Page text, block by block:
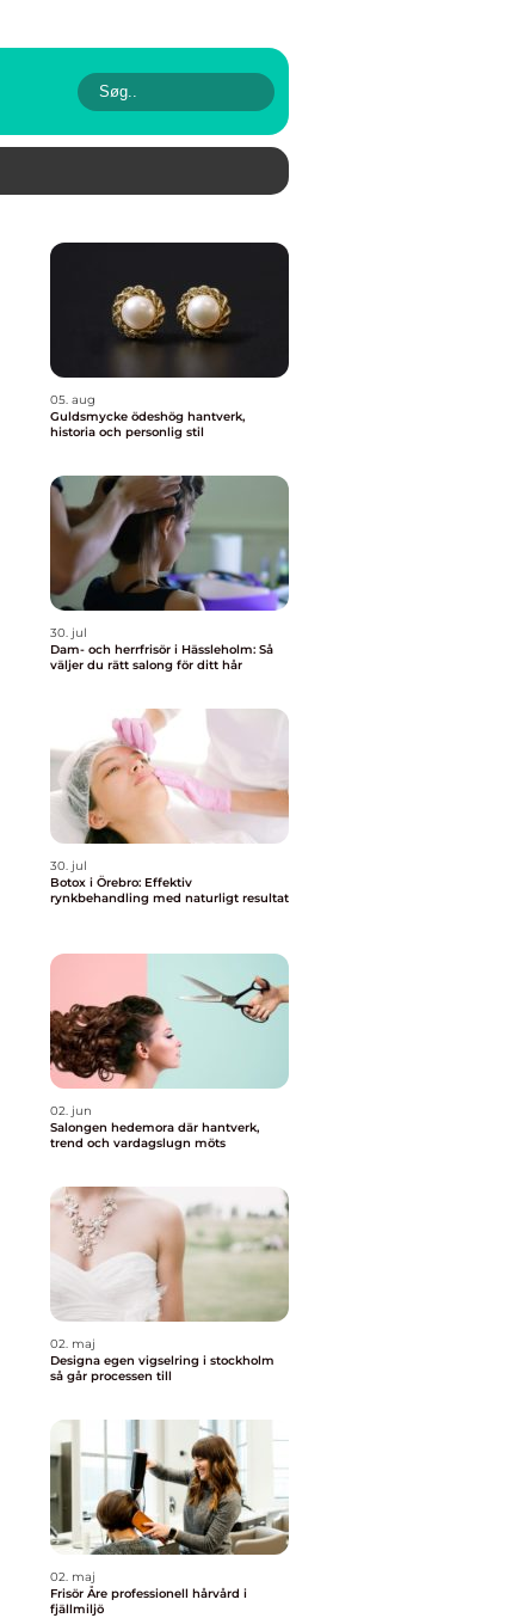
05. aug
Guldsmycke ödeshög hantverk,
historia och personlig stil
30. jul
Dam- och herrfrisör i Hässleholm: Så
väljer du rätt salong för ditt hår
30. jul
Botox i Örebro: Effektiv
rynkbehandling med naturligt resultat
02. jun
Salongen hedemora där hantverk,
trend och vardagslugn möts
02. maj
Designa egen vigselring i stockholm
så går processen till
02. maj
Frisör Åre professionell hårvård i
fjällmiljö